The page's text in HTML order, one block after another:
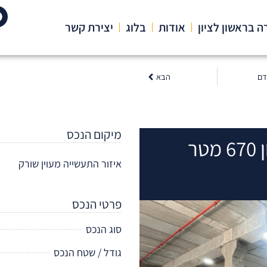
בראשון לציון אודות בלוג יצירת קשר
הבאהבא
מיקום הנכס
איזור התעשייה מעוין שורק
פרטי הנכס
סוג הנכס
גודל / שטח הנכס